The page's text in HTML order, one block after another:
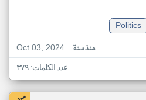
Politics
Oct 03, 2024
منذ سنة
عدد الكلمات: ٣٧٩